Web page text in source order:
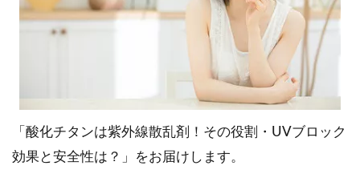
「酸化チタンは紫外線散乱剤！その役割・UVブロック
効果と安全性は？」をお届けします。